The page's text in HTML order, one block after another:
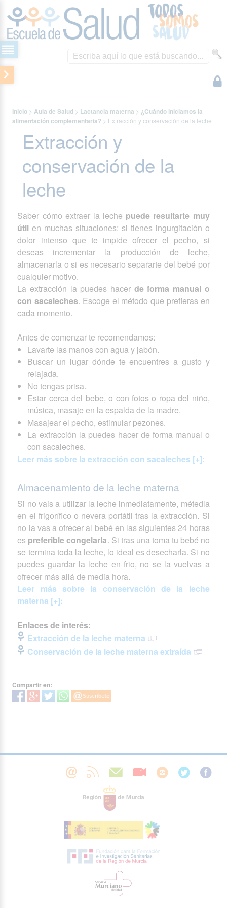
Inicio > Aula de Salud > Lactancia materna > ¿Cuándo iniciamos la
alimentación complementaria? > Extracción y conservación de la leche
Extracción y
conservación de la
leche
Saber cómo extraer la leche puede resultarte muy
útil en muchas situaciones: si tienes ingurgitación o
dolor intenso que te impide ofrecer el pecho, si
deseas incrementar la producción de leche,
almacenarla o si es necesario separarte del bebé por
cualquier motivo.
La extracción la puedes hacer de forma manual o
con sacaleches. Escoge el método que prefieras en
cada momento.
Antes de comenzar te recomendamos:
Lavarte las manos con agua y jabón.
Buscar un lugar dónde te encuentres a gusto y
relajada.
No tengas prisa.
Estar cerca del bebe, o con fotos o ropa del niño,
música, masaje en la espalda de la madre.
Masajear el pecho, estimular pezones.
La extracción la puedes hacer de forma manual o
con sacaleches.
Leer más sobre la extracción con sacaleches [+]:
Almacenamiento de la leche materna
Si no vais a utilizar la leche inmediatamente, métedla
en el frigorífico o nevera portátil tras la extracción. Si
no la vas a ofrecer al bebé en las siguientes 24 horas
es preferible congelarla. Si tras una toma tu bebé no
se termina toda la leche, lo ideal es desecharla. Si no
puedes guardar la leche en frio, no se la vuelvas a
ofrecer más allá de media hora.
Leer más sobre la conservación de la leche
materna [+]:
Enlaces de interés:
Extracción de la leche materna
Conservación de la leche materna extraída
Compartir en: